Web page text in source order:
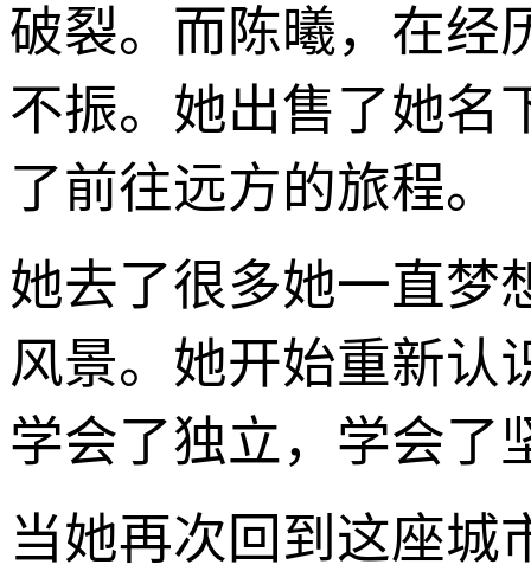
破裂。而陈曦，在经
不振。她出售了她名
了前往远方的旅程。
她去了很多她一直梦
风景。她开始重新认
学会了独立，学会了
当她再次回到这座城